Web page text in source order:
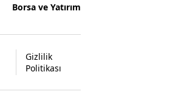
Borsa ve Yatırım
Gizlilik
Politikası